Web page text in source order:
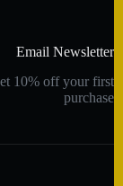
Email Newsletter
10% off your first
purchase